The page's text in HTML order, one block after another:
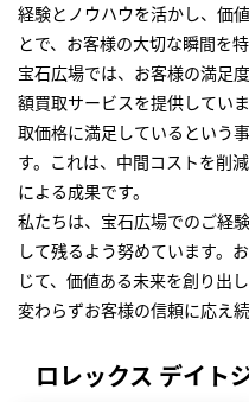
経験とノウハウを活かし、価
とで、お客様の大切な瞬間を
宝石広場では、お客様の満足
額買取サービスを提供してい
取価格に満足しているという
す。これは、中間コストを削
による成果です。
私たちは、宝石広場でのご経
して残るよう努めています。
じて、価値ある未来を創り出
変わらずお客様の信頼に応え続
ロレックス デイト